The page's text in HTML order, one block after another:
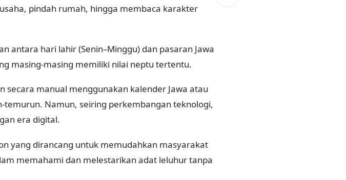
pindah rumah, hingga membaca karakter
antara hari lahir (Senin–Minggu) dan pasaran Jawa
masing-masing memiliki nilai neptu tertentu.
secara manual menggunakan kalender Jawa atau
Namun, seiring perkembangan teknologi,
era digital.
yang dirancang untuk memudahkan masyarakat
memahami dan melestarikan adat leluhur tanpa